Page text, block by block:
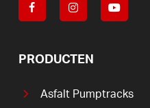
PRODUCTEN
Asfalt Pumptracks